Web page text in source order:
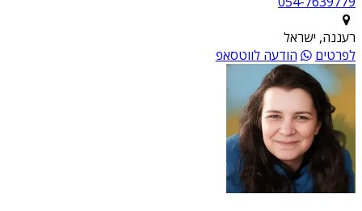
רעננה, ישראל
לפרטים
הודעה לווטסאפ